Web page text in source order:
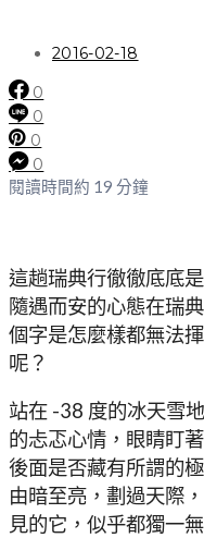
2016-02-18
0
0
0
0
閱讀時間約 19 分鐘
這趟瑞典行徹徹底底
隨遇而安的心態在瑞
個字是怎麼樣都無法
呢？
站在 -38 度的冰天雪
的忐忑心情，眼睛盯
後面是否藏有所謂的
由暗至亮，劃過天際
見的它，似乎都獨一無